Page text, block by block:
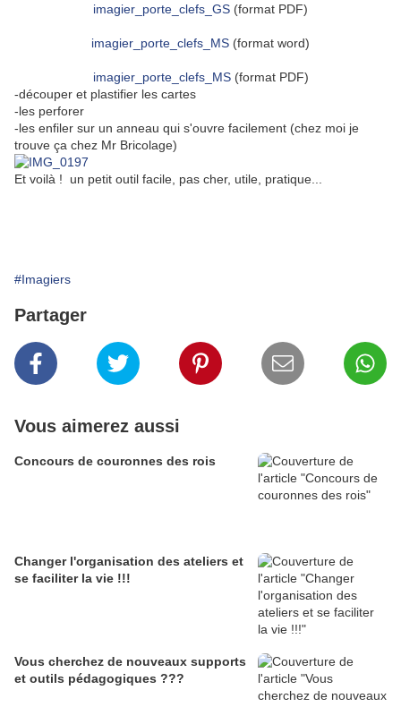
imagier_porte_clefs_GS (format PDF)
imagier_porte_clefs_MS (format word)
imagier_porte_clefs_MS(format PDF)
-découper et plastifier les cartes
-les perforer
-les enfiler sur un anneau qui s'ouvre facilement (chez moi je
trouve ça chez Mr Bricolage)
Et voilà ! un petit outil facile, pas cher, utile, pratique...
#Imagiers
Partager
Vous aimerez aussi
Concours de couronnes des rois
Changer l'organisation des ateliers et
se faciliter la vie !!!
Vous cherchez de nouveaux supports
et outils pédagogiques ???